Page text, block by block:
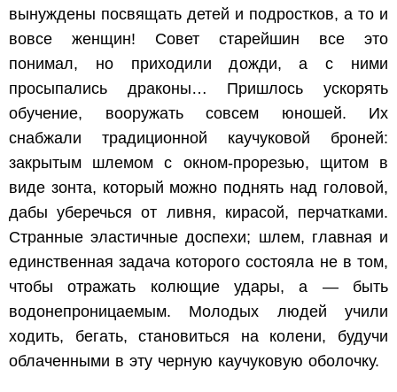
вынуждены посвящать детей и подростков, а то и
вовсе женщин! Совет старейшин все это
понимал, но приходили дожди, а с ними
просыпались драконы… Пришлось ускорять
обучение, вооружать совсем юношей. Их
снабжали традиционной каучуковой броней:
закрытым шлемом с окном-прорезью, щитом в
виде зонта, который можно поднять над головой,
дабы уберечься от ливня, кирасой, перчатками.
Странные эластичные доспехи; шлем, главная и
единственная задача которого состояла не в том,
чтобы отражать колющие удары, а — быть
водонепроницаемым. Молодых людей учили
ходить, бегать, становиться на колени, будучи
облаченными в эту черную каучуковую оболочку.